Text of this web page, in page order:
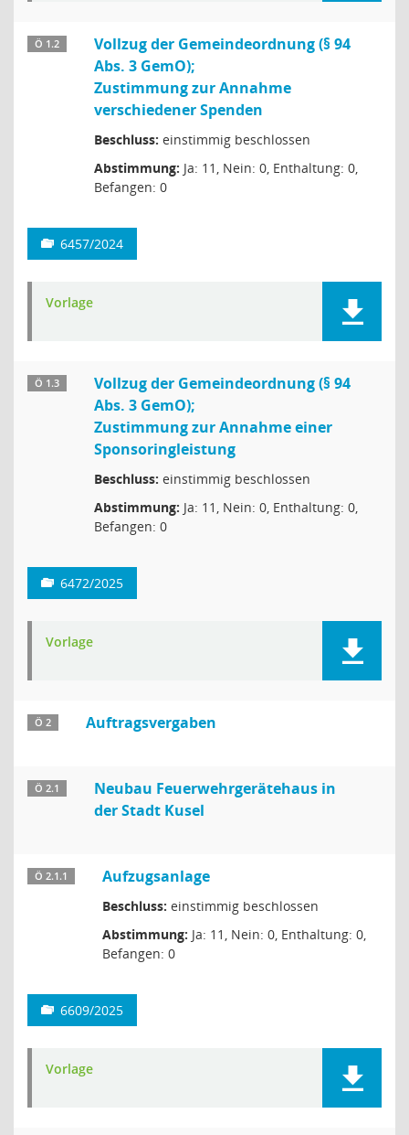
Ö 1.2
Vollzug der Gemeindeordnung (§ 94
Abs. 3 GemO);
Zustimmung zur Annahme
verschiedener Spenden
Beschluss: einstimmig beschlossen
Abstimmung: Ja: 11, Nein: 0, Enthaltung: 0,
Befangen: 0
6457/2024
Vorlage
Ö 1.3
Vollzug der Gemeindeordnung (§ 94
Abs. 3 GemO);
Zustimmung zur Annahme einer
Sponsoringleistung
Beschluss: einstimmig beschlossen
Abstimmung: Ja: 11, Nein: 0, Enthaltung: 0,
Befangen: 0
6472/2025
Vorlage
Ö 2 Auftragsvergaben
Ö 2.1
Neubau Feuerwehrgerätehaus in
der Stadt Kusel
Ö 2.1.1 Aufzugsanlage
Beschluss: einstimmig beschlossen
Abstimmung: Ja: 11, Nein: 0, Enthaltung: 0,
Befangen: 0
6609/2025
Vorlage